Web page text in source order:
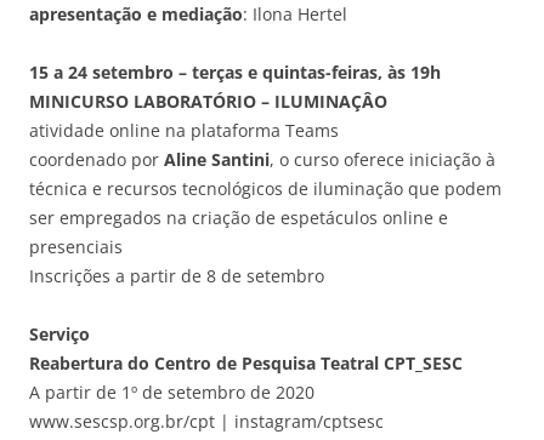
apresentação e mediação: Ilona Hertel
15 a 24 setembro – terças e quintas-feiras, às 19h
MINICURSO LABORATÓRIO – ILUMINAÇÂO
atividade online na plataforma Teams
coordenado por Aline Santini, o curso oferece iniciação à
técnica e recursos tecnológicos de iluminação que podem
ser empregados na criação de espetáculos online e
presenciais
Inscrições a partir de 8 de setembro
Serviço
Reabertura do Centro de Pesquisa Teatral CPT_SESC
A partir de 1º de setembro de 2020
www.sescsp.org.br/cpt | instagram/cptsesc